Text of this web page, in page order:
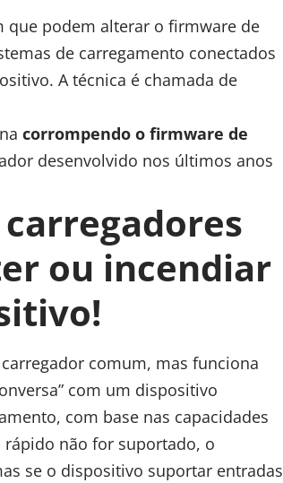
que podem alterar o firmware de
de carregamento conectados
A técnica é chamada de
corrompendo o firmware de
desenvolvido nos últimos anos
ou incendiar
comum, mas funciona
com um dispositivo
com base nas capacidades
não for suportado, o
se o dispositivo suportar entradas